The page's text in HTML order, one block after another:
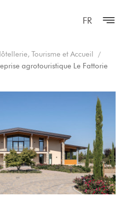
FR
Tourisme et Accueil
agrotouristique Le Fattorie